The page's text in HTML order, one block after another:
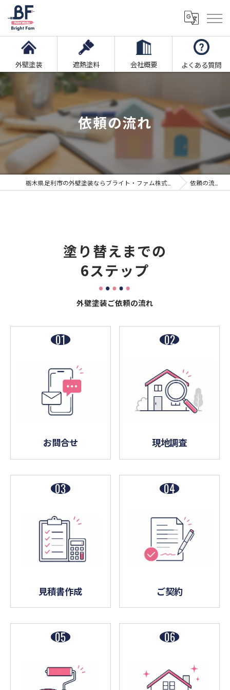
外壁塗装 遮熱塗料 会社概要 よくある質問
依頼の流れ
依頼の流れ
外壁塗装ご依頼の流れ
塗り替えまでの
6ステップ
お問合せ 現地調査
見積書作成 ご契約